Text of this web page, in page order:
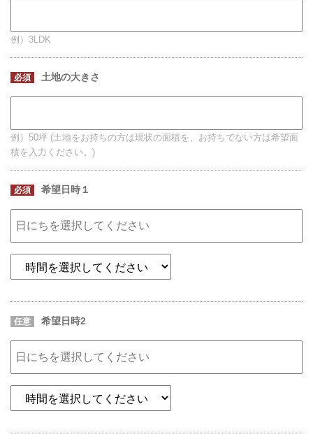
例）3LDK
必須 土地の大きさ
例）50坪 (土地をお持ちの方は現状の面積を、お持ちでない方は希望面
積を入力ください。)
必須 希望日時１
任意 希望日時2